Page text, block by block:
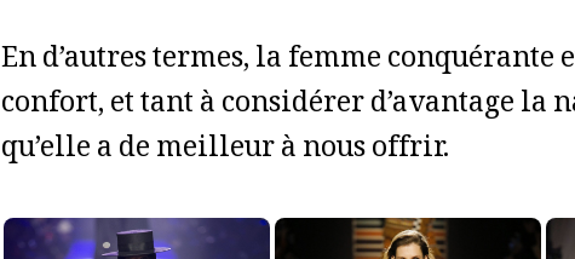
En d’autres termes, la femme conquérante
confort, et tant à considérer d’avantage la
qu’elle a de meilleur à nous offrir.